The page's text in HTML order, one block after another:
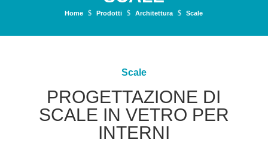
Home $ Prodotti $ Architettura $ Scale
Scale
PROGETTAZIONE DI
SCALE IN VETRO PER
INTERNI